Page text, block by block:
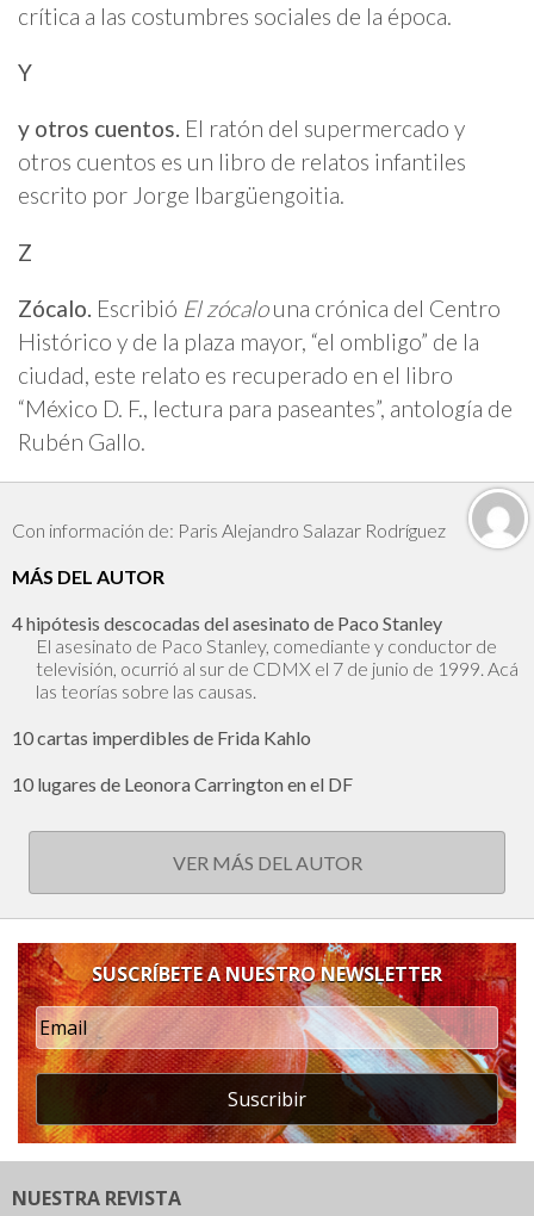
crítica a las costumbres sociales de la época.
Y
y otros cuentos. El ratón del supermercado y
otros cuentos es un libro de relatos infantiles
escrito por Jorge Ibargüengoitia.
Z
Zócalo. Escribió El zócalouna crónica del Centro
Histórico y de la plaza mayor, “el ombligo” de la
ciudad, este relato es recuperado en el libro
“México D. F., lectura para paseantes”, antología de
Rubén Gallo.
Con información de: Paris Alejandro Salazar Rodríguez
MÁS DEL AUTOR
4 hipótesis descocadas del asesinato de Paco Stanley
El asesinato de Paco Stanley, comediante y conductor de
televisión, ocurrió al sur de CDMX el 7 de junio de 1999. Acá
las teorías sobre las causas.
10 cartas imperdibles de Frida Kahlo
10 lugares de Leonora Carrington en el DF
VER MÁS DEL AUTOR
SUSCRÍBETE A NUESTRO NEWSLETTER
Suscribir
NUESTRA REVISTA